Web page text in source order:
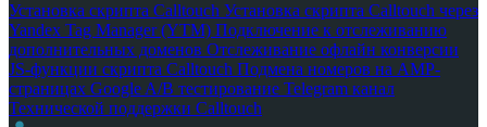
Установка скрипта Calltouch Установка скрипта Calltouch через
Yandex Tag Manager (YTM) Подключение к отслеживанию
дополнительных доменов Отслеживание офлайн конверсии
JS-функции скрипта Calltouch Подмена номеров на AMP-
страницах Google A/B тестирование Telegram канал
Технической поддержки Calltouch